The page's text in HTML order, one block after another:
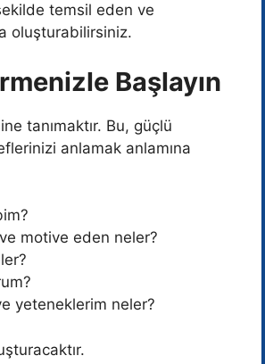
temsil eden ve
oluşturabilirsiniz.
Başlayın
tanımaktır. Bu, güçlü
anlamak anlamına
motive eden neler?
yeteneklerim neler?